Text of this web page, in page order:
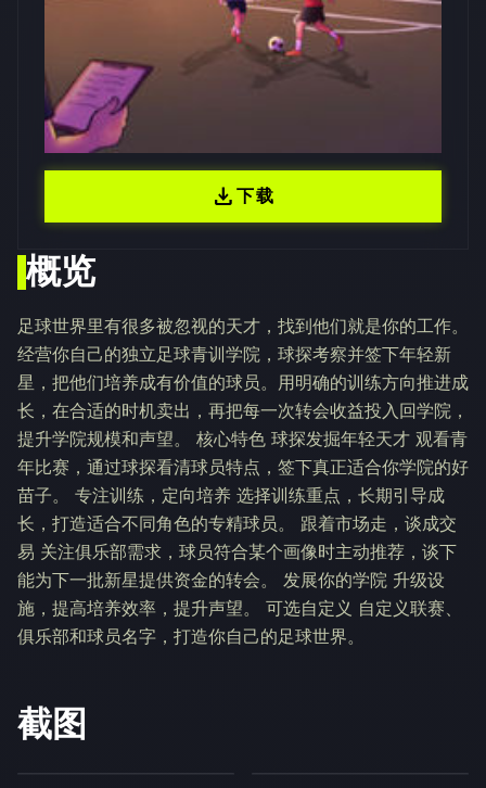
概览
足球世界里有很多被忽视的天才，找到他们就是你的工作。
经营你自己的独立足球青训学院，球探考察并签下年轻新
星，把他们培养成有价值的球员。用明确的训练方向推进成
长，在合适的时机卖出，再把每一次转会收益投入回学院，
提升学院规模和声望。 核心特色 球探发掘年轻天才 观看青
年比赛，通过球探看清球员特点，签下真正适合你学院的好
苗子。 专注训练，定向培养 选择训练重点，长期引导成
长，打造适合不同角色的专精球员。 跟着市场走，谈成交
易 关注俱乐部需求，球员符合某个画像时主动推荐，谈下
能为下一批新星提供资金的转会。 发展你的学院 升级设
施，提高培养效率，提升声望。 可选自定义 自定义联赛、
俱乐部和球员名字，打造你自己的足球世界。
截图
download下载